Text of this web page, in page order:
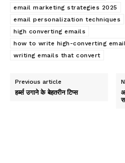
email marketing strategies 2025
email personalization techniques
high converting emails
how to write high-converting
writing emails that convert
Previous article
हर्ब्स उगाने के बेहतरीन टिप्स